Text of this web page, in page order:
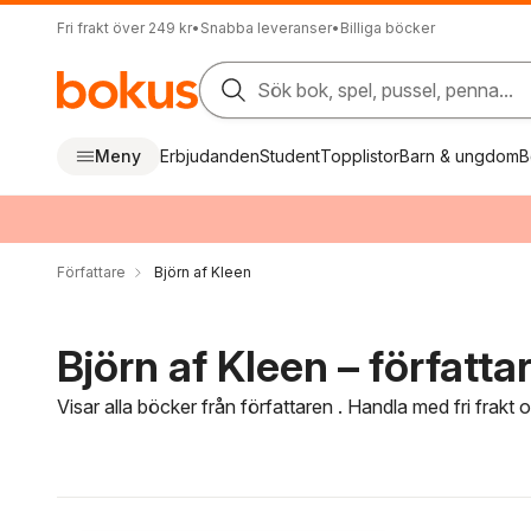
Fri frakt över 249 kr• Snabba leveranser• Billiga böcker
Sök bok, spel, pussel, penna...
Meny ErbjudandenStudentTopplistorBarn & ungdom
Författare Björn af Kleen
Björn af Kleen –
Visar alla böcker från författaren . Handla med fri frakt